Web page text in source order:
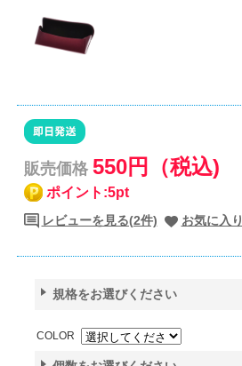
販売価格 550円（税込)
ポイント:5pt
レビューを見る(2件) お気に入り
規格をお選びください
COLOR